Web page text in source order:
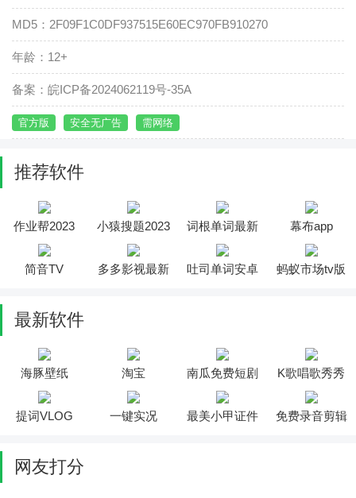
MD5：2F09F1C0DF937515E60EC970FB910270
年龄：12+
备案：皖ICP备2024062119号-35A
官方版 安全无广告 需网络
推荐软件
作业帮2023 小猿搜题2023
词根单词最新
版
幕布app
简音TV
多多影视最新
吐司单词安卓
蚂蚁市场tv版
最新软件
海豚壁纸 淘宝 南瓜免费短剧 K歌唱歌秀秀
提词VLOG 一键实况
最美小甲证件
免费录音剪辑
网友打分